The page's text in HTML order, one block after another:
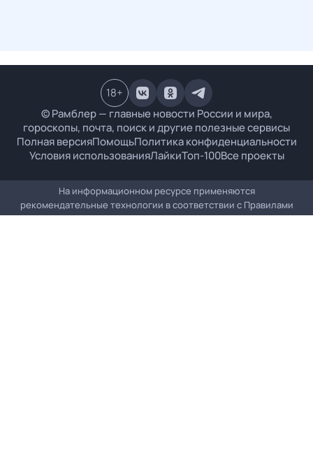
© Рамблер — главные новости России и мира,
гороскопы, почта, поиск и другие полезные сервисы
Полная версияПомощьПолитика конфиденциальности
Условия использованияЛайкиТоп-100Все проекты
18+
На информационном ресурсе применяются
рекомендательные технологии в соответствии с Правилами